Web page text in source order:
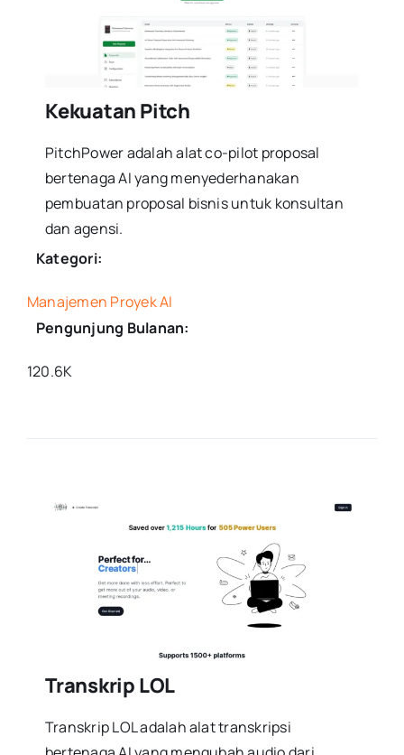
Kekuatan Pitch
PitchPower adalah alat co-pilot proposal
bertenaga AI yang menyederhanakan
pembuatan proposal bisnis untuk konsultan
dan agensi.
Kategori:
Manajemen Proyek AI
Pengunjung Bulanan:
120.6K
Transkrip LOL
Transkrip LOL adalah alat transkripsi